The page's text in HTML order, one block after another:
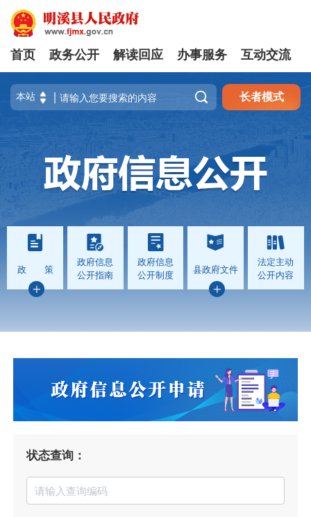
首页 政务公开 解读回应 办事服务 互动交流
 长者模式
政 策
政府信息
公开指南
政府信息
公开制度
县政府文件
法定主动
公开内容
状态查询：